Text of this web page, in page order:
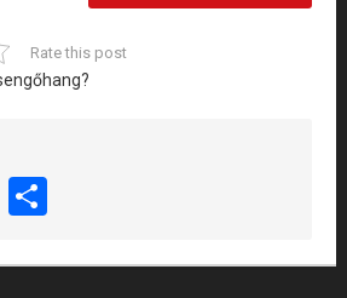
Rate this post
Share